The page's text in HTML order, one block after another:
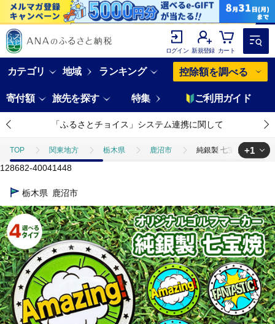
ログイン 新規登録 カート
カテゴリ 地域 ランキング 控除額を調べる
寄付額 旅先を探す 特集 ご利用ガイド
「ふるさとチョイス」システム連携に関して
TOP 関東地方 栃木県 鹿沼市 純銀製 七宝焼でできた
TOP 日用品・雑貨
+1
128682-40041448
栃木県 鹿沼市